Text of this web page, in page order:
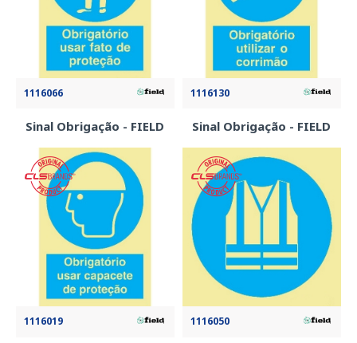
1116066
Sinal Obrigação - FIELD
1116130
Sinal Obrigação - FIELD
1116019 1116050